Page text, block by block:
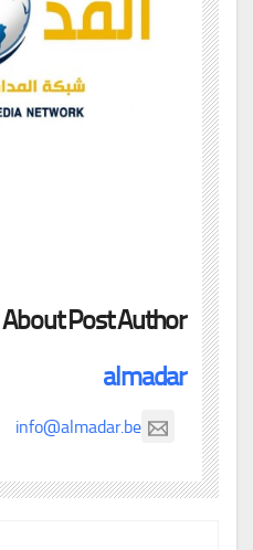
About Post Author
almadar
info@almadar.be